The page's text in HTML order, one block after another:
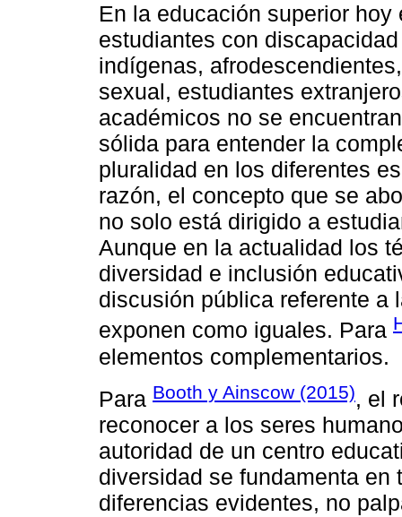
En la educación superior
estudiantes con
indígenas,
sexual, estudiantes
académicos no se
sólida para entender la
pluralidad en los diferentes
razón, el concepto que se
no solo está dirigido a
Aunque en la actualidad los
diversidad e inclusión
discusión pública referente a
exponen como iguales. Para
elementos complementarios.
Para Booth y Ainscow (2015), el
reconocer a los seres
autoridad de un centro
diversidad se fundamenta
diferencias evidentes, no